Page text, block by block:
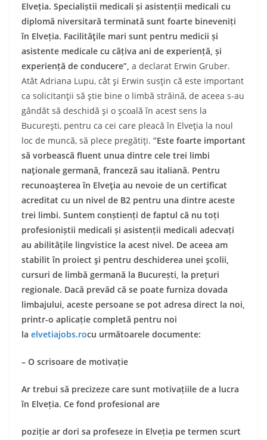
Elveția. Specialiștii medicali și asistenții medicali cu
diplomă niversitară terminată sunt foarte bineveniți
în Elveția. Facilitățile mari sunt pentru medicii și
asistente medicale cu câțiva ani de experiență, și
experiență de conducere”, a declarat Erwin Gruber.
Atât Adriana Lupu, cât și Erwin susțin că este important
ca solicitanții să știe bine o limbă străină, de aceea s-au
gândăt să deschidă și o școală în acest sens la
București, pentru ca cei care pleacă în Elveția la noul
loc de muncă, să plece pregătiți. ”Este foarte important
să vorbească fluent unua dintre cele trei limbi
naționale germană, franceză sau italiană. Pentru
recunoașterea în Elveția au nevoie de un certificat
acreditat cu un nivel de B2 pentru una dintre aceste
trei limbi. Suntem conștienți de faptul că nu toți
profesioniștii medicali și asistenții medicali adecvați
au abilitățile lingvistice la acest nivel. De aceea am
stabilitîn proiect și pentru deschiderea unei școlii,
cursuri de limbă germană la București, la prețuri
regionale. Dacă prevăd că se poate furniza dovada
limbajului, aceste persoane se pot adresa direct la noi,
printr-o aplicație completă pentru noi
la elvetiajobs.rocu următoarele documente:
– O scrisoare de motivație
Ar trebui să precizeze care sunt motivațiile de a lucra
în Elveția. Ce fond profesional are
poziție ar dori sa profeseze in Elveția pe termen scurt